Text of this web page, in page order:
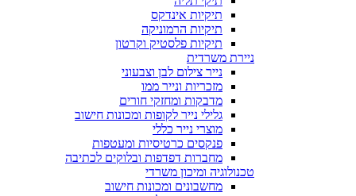
תיקיות אינדקס
תיקיות הרמוניקה
תיקיות פלסטיק וקרטון
ניירת משרדית
נייר צילום לבן וצבעוני
מזכריות ונייר ממו
מדבקות ומחזקי חורים
גלילי נייר לקופות ומכונות חישוב
מוצרי נייר כללי
פנקסים כרטיסיות ומעטפות
מחברות דפדפות ובלוקים לכתיבה
טכנולוגיה ומיכון משרדי
מחשבונים ומכונות חישוב